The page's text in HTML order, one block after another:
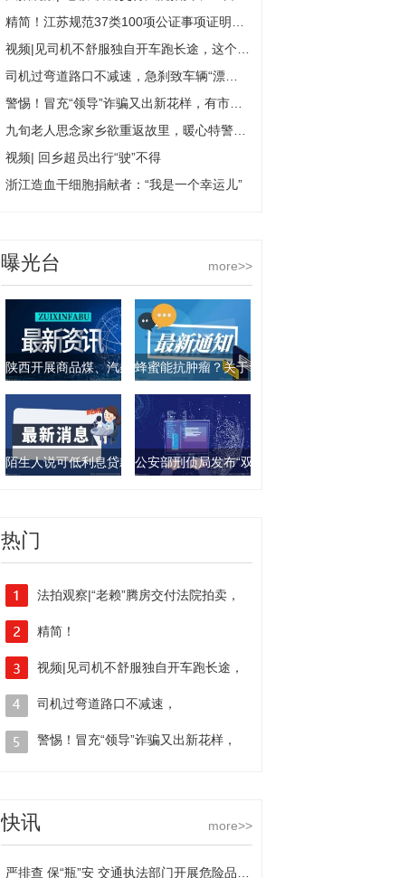
视频| 回乡超员出行“驶”不得
浙江造血干细胞捐献者：“我是一个幸运儿”
more>>
曝光台
陕西开展商品煤、汽柴油产品抽查行动 9批次产品不合格
蜂蜜能抗肿瘤？关于食物饮料的谣言你要知道这几
陌生人说可低利息贷款？西安一女子被骗走4万元
公安部刑侦局发布“双11”防诈骗指南：这些骗局要
热门
法拍观察|“老赖”腾房交付法院拍卖，
14日拘留依法减半
精简！
江苏规范37类100项公证事项证明材料
视频|见司机不舒服独自开车跑长途，
这个老板无证驾驶栽了
司机过弯道路口不减速，
急刹致车辆“漂移”撞护栏
警惕！冒充“领导”诈骗又出新花样，
more>>
快讯